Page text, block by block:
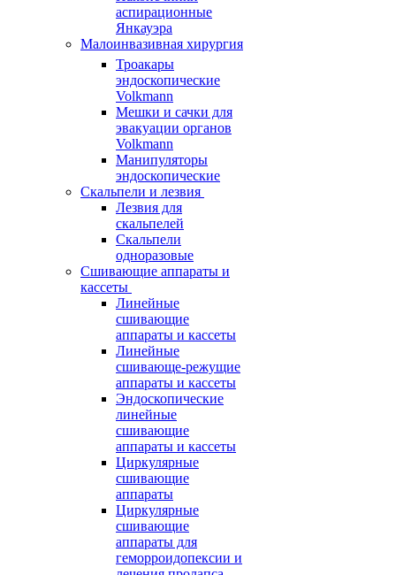
аспирационные
Янкауэра
Малоинвазивная хирургия
Троакары
эндоскопические
Volkmann
Мешки и сачки для
эвакуации органов
Volkmann
Манипуляторы
эндоскопические
Скальпели и лезвия
Лезвия для
скальпелей
Скальпели
одноразовые
Сшивающие аппараты и
кассеты
Линейные
сшивающие
аппараты и кассеты
Линейные
сшивающе-режущие
аппараты и кассеты
Эндоскопические
линейные
сшивающие
аппараты и кассеты
Циркулярные
сшивающие
аппараты
Циркулярные
сшивающие
аппараты для
геморроидопексии и